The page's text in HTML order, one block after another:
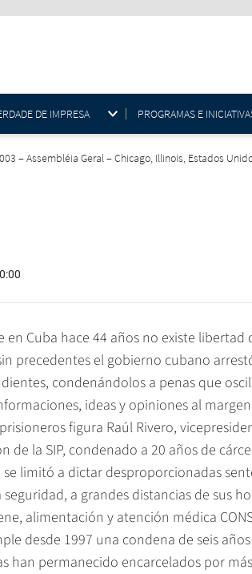
DE IMPRESA PROGRAMAS E
– Assembléia Geral – Chicago, Illinois, Estados
en Cuba hace 44 años no existe libertad
precedentes el gobierno cubano
condenándolos a penas que
ideas y opiniones al
figura Raúl Rivero,
de la SIP, condenado a 20 años de
limitó a dictar desproporcionadas
a grandes distancias de sus
alimentación y atención médica
desde 1997 una condena de seis
han permanecido encarcelados por